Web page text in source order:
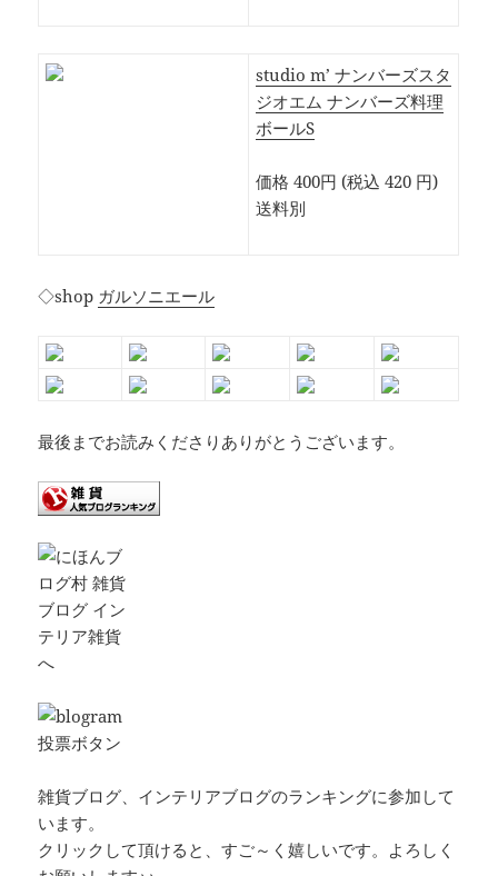
studio m’ ナンバーズスタ
ジオエム ナンバーズ料理
ボールS
価格 400円 (税込 420 円)
送料別
◇shop ガルソニエール
最後までお読みくださりありがとうございます。
雑貨ブログ、インテリアブログのランキングに参加して
います。
クリックして頂けると、すご～く嬉しいです。よろしく